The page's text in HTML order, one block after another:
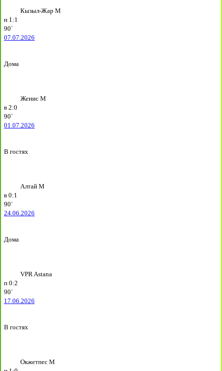
Кызыл-Жар М
н 1:1
90`
07.07.2026
Дома
Женис М
в 2:0
90`
01.07.2026
В гостях
Алтай М
в 0:1
90`
24.06.2026
Дома
VPR Astana
п 0:2
90`
17.06.2026
В гостях
Окжетпес М